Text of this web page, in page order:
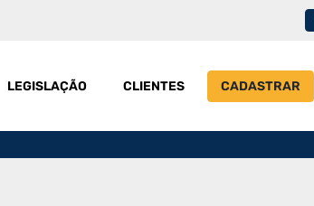
LEGISLAÇÃO CLIENTES CADASTRAR